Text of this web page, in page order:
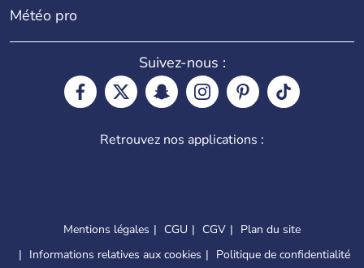
Météo pro
Suivez-nous :
Retrouvez nos applications :
Mentions légales CGU CGV
Plan du site
Informations relatives aux cookies
Politique de confidentialité